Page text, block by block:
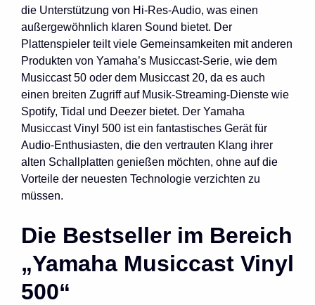
die Unterstützung von Hi-Res-Audio, was einen
außergewöhnlich klaren Sound bietet. Der
Plattenspieler teilt viele Gemeinsamkeiten mit anderen
Produkten von Yamaha’s Musiccast-Serie, wie dem
Musiccast 50 oder dem Musiccast 20, da es auch
einen breiten Zugriff auf Musik-Streaming-Dienste wie
Spotify, Tidal und Deezer bietet. Der Yamaha
Musiccast Vinyl 500 ist ein fantastisches Gerät für
Audio-Enthusiasten, die den vertrauten Klang ihrer
alten Schallplatten genießen möchten, ohne auf die
Vorteile der neuesten Technologie verzichten zu
müssen.
Die Bestseller im Bereich
„Yamaha Musiccast Vinyl
500“